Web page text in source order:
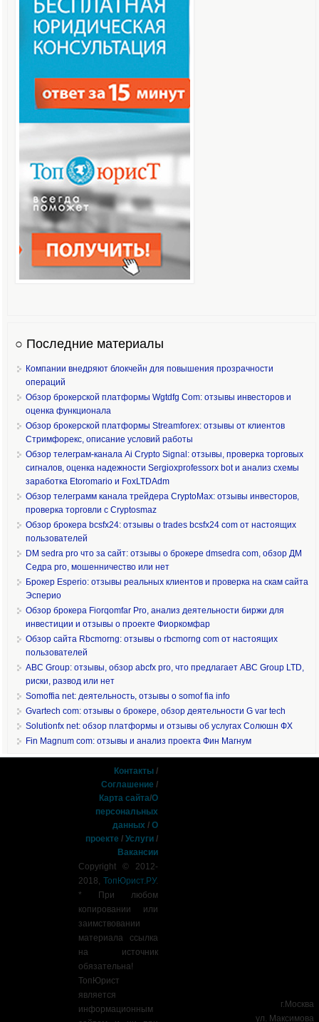
○ Последние материалы
Компании внедряют блокчейн для повышения прозрачности
операций
Обзор брокерской платформы Wgtdfg Com: отзывы инвесторов и
оценка функционала
Обзор брокерской платформы Streamforex: отзывы от клиентов
Стримфорекс, описание условий работы
Обзор телеграм-канала Ai Crypto Signal: отзывы, проверка торговых
сигналов, оценка надежности Sergioxprofessorx bot и анализ схемы
заработка Etoromario и FoxLTDAdm
Обзор телеграмм канала трейдера CryptoMax: отзывы инвесторов,
проверка торговли с Cryptosmaz
Обзор брокера bcsfx24: отзывы о trades bcsfx24 com от настоящих
пользователей
DM sedra pro что за сайт: отзывы о брокере dmsedra com, обзор ДМ
Седра pro, мошенничество или нет
Брокер Esperio: отзывы реальных клиентов и проверка на скам сайта
Эсперио
Обзор брокера Fiorqomfar Pro, анализ деятельности биржи для
инвестиции и отзывы о проекте Фиоркомфар
Обзор сайта Rbcmorng: отзывы о rbcmorng com от настоящих
пользователей
ABC Group: отзывы, обзор abcfx pro, что предлагает ABC Group LTD,
риски, развод или нет
Somoffia net: деятельность, отзывы о somof fia info
Gvartech com: отзывы о брокере, обзор деятельности G var tech
Solutionfx net: обзор платформы и отзывы об услугах Солюшн ФХ
Fin Magnum com: отзывы и анализ проекта Фин Магнум
Контакты /
Соглашение /
Карта сайта/О
персональных
данных /О
проекте /Услуги /
Вакансии
Copyright © 2012-
2018,ТопЮрист.РУ.
* При любом
копировании или
заимствовании
материала ссылка
на источник
обязательна!
ТопЮрист
является
информационным
г.Москва
ул. Максимова